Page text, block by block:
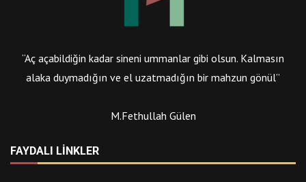
“Aç açabildiğin kadar sineni ummanlar gibi olsun. Kalmasın
alaka duymadığın ve el uzatmadığın bir mahzun gönül”
M.Fethullah Gülen
FAYDALI LINKLER